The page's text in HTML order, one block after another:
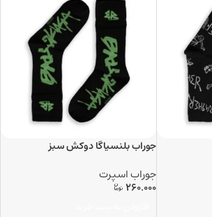
جوراب بلنسیاگا دوکش سبز
جوراب اسپرت
260.000